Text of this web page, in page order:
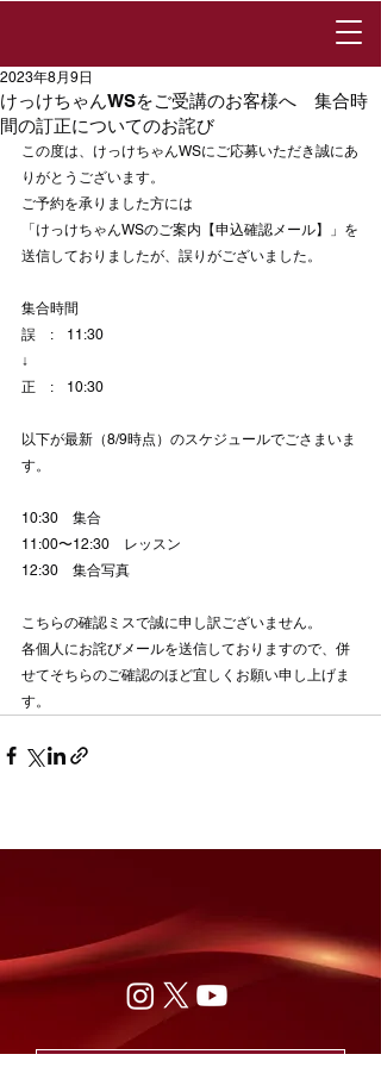
けっけちゃんWSをご受講のお客様へ 集合時
間の訂正についてのお詫び
2023年8月9日
この度は、けっけちゃんWSにご応募いただき誠にあ
りがとうございます。
ご予約を承りました方には
「けっけちゃんWSのご案内【申込確認メール】」を
送信しておりましたが、誤りがございました。
集合時間
誤　:　11:30
↓
正　:　10:30
以下が最新（8/9時点）のスケジュールでごさまいま
す。
10:30　集合
11:00〜12:30　レッスン
12:30　集合写真
こちらの確認ミスで誠に申し訳ございません。
各個人にお詫びメールを送信しておりますので、併
せてそちらのご確認のほど宜しくお願い申し上げま
す。